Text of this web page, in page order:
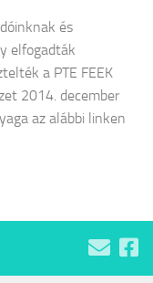
és
elfogadták
a PTE FEEK
2014. december
az alábbi linken